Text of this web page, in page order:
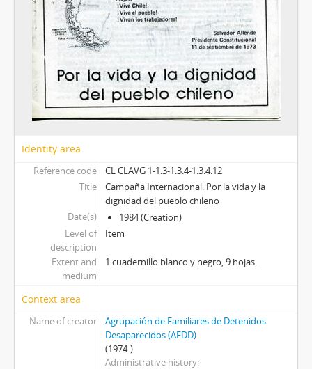
Identity area
Reference code
CL CLAVG 1-1.3-1.3.4-1.3.4.12
Title
Campaña Internacional. Por la vida y la
dignidad del pueblo chileno
Date(s)
1984 (Creation)
Level of
description
Item
Extent and
medium
1 cuadernillo blanco y negro, 9 hojas.
Context area
Name of creator
Agrupación de Familiares de Detenidos
Desaparecidos (AFDD)
(1974-)
Administrative history